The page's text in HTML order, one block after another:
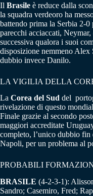
Il Brasile è reduce dalla
la squadra verdeoro ha
battendo prima la Serbia 2-
parecchi acciaccati,
successiva qualora i suoi
disposizione nemmeno Alex
dubbio invece Danilo.
LA VIGILIA DELLA
La Corea del Sud del
rivelazione di questo
Finale grazie al secondo
maggiori accreditate
completo, l’unico dubbio
Napoli, per un problema al
PROBABILI
BRASILE (4-2-3-1):
Sandro; Casemiro, Fred;